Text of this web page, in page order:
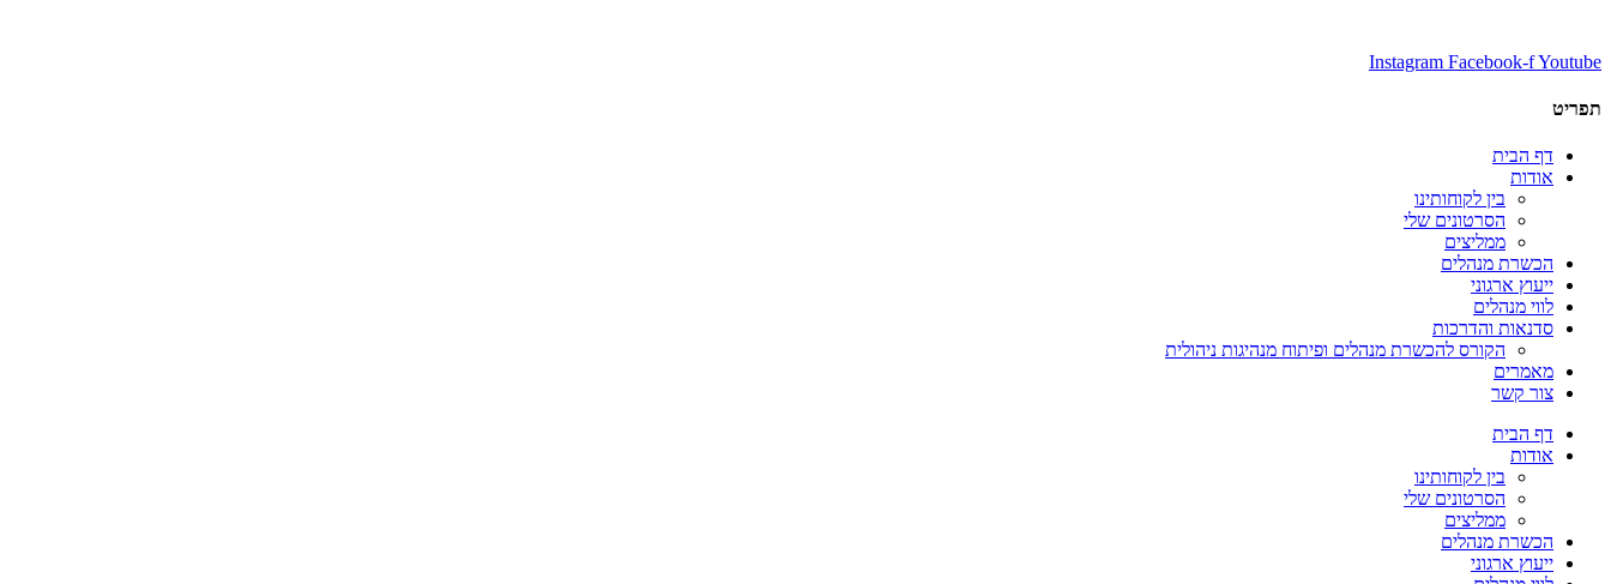
Instagram Facebook-fYoutube
תפריט
דף הבית
אודות
בין לקוחותינו
הסרטונים שלי
ממליצים
הכשרת מנהלים
ייעוץ ארגוני
לווי מנהלים
סדנאות והדרכות
הקורס להכשרת מנהלים ופיתוח מנהיגות ניהולית
מאמרים
צור קשר
דף הבית
אודות
בין לקוחותינו
הסרטונים שלי
ממליצים
הכשרת מנהלים
ייעוץ ארגוני